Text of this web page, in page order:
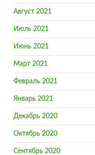
Август 2021
Июль 2021
Июнь 2021
Март 2021
Февраль 2021
Январь 2021
Декабрь 2020
Октябрь 2020
Сентябрь 2020